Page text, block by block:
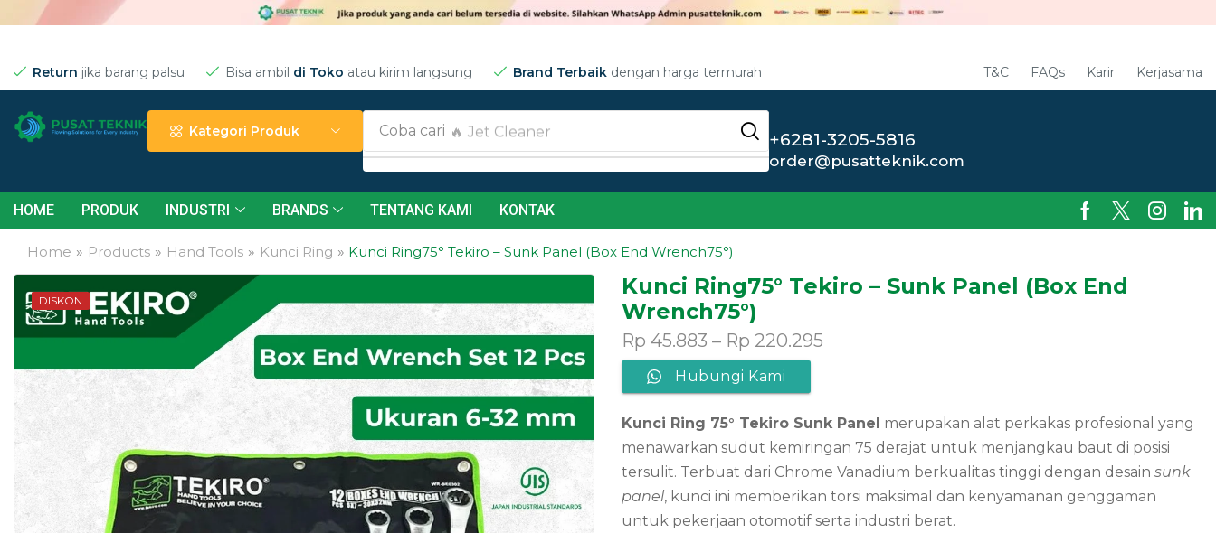
Return jika barang palsu Bisa ambil di Toko atau kirim langsung Brand Terbaik dengan harga termurah T&C FAQs Karir Kerjasama
Kategori Produk Coba cari 🔥 Jet Cleaner +6281-3205-5816
order@pusatteknik.com
HOME PRODUK INDUSTRI BRANDS TENTANG KAMI KONTAK
Home » Products » Hand Tools » Kunci Ring » Kunci Ring75° Tekiro – Sunk Panel (Box End Wrench75°)
DISKON
Kunci Ring75° Tekiro – Sunk Panel (Box End
Wrench75°)
Rp 45.883 – Rp 220.295
Hubungi Kami
Kunci Ring 75° Tekiro Sunk Panel merupakan alat perkakas profesional yang
menawarkan sudut kemiringan 75 derajat untuk menjangkau baut di posisi
tersulit. Terbuat dari Chrome Vanadium berkualitas tinggi dengan desain sunk
panel, kunci ini memberikan torsi maksimal dan kenyamanan genggaman
untuk pekerjaan otomotif serta industri berat.